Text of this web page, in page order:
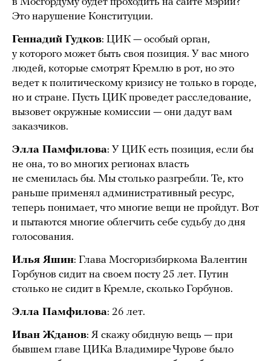
Это нарушение Конституции.
Геннадий Гудков: ЦИК — особый орган,
у которого может быть своя позиция. У вас много
людей, которые смотрят Кремлю в рот, но это
ведет к политическому кризису не только в городе,
но и стране. Пусть ЦИК проведет расследование,
вызовет окружные комиссии — они дадут вам
заказчиков.
Элла Памфилова: У ЦИК есть позиция, если бы
не она, то во многих регионах власть
не сменилась бы. Мы столько разгребли. Те, кто
раньше применял административный ресурс,
теперь понимает, что многие вещи не пройдут. Вот
и пытаются многие облегчить себе судьбу до дня
голосования.
Илья Яшин: Глава Мосгоризбиркома Валентин
Горбунов сидит на своем посту 25 лет. Путин
столько не сидит в Кремле, сколько Горбунов.
Элла Памфилова: 26 лет.
Иван Жданов: Я скажу обидную вещь — при
бывшем главе ЦИКа Владимире Чурове было